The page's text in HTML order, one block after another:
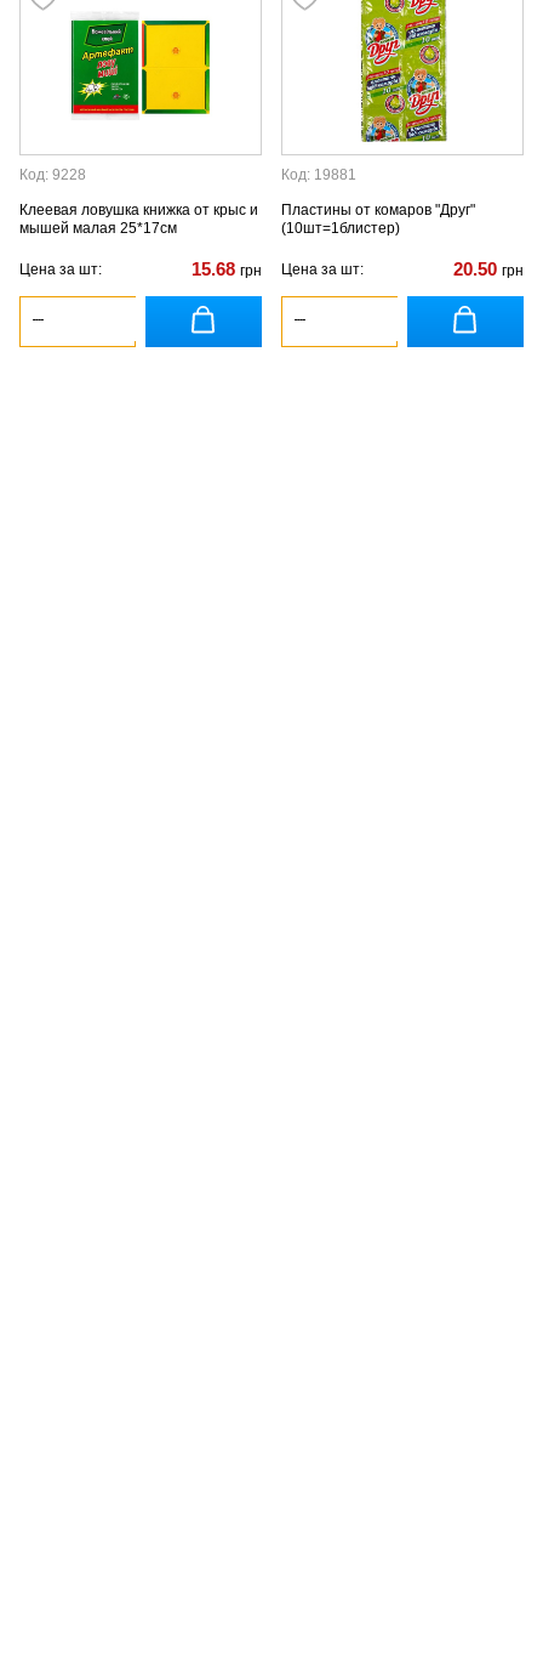
Код: 9228
Клеевая ловушка книжка от крыс и
мышей малая 25*17см
Цена за шт: 15.68 грн
Код: 19881
Пластины от комаров "Друг"
(10шт=1блистер)
Цена за шт: 20.50 грн